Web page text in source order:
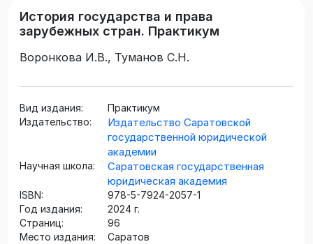
История государства и права
зарубежных стран. Практикум
Воронкова И.В., Туманов С.Н.
Вид издания:
Практикум
Издательство:
Издательство Саратовской
государственной юридической
академии
Научная школа:
Саратовская государственная
юридическая академия
ISBN:
978-5-7924-2057-1
Год издания:
2024 г.
Страниц:
96
Место издания:
Саратов